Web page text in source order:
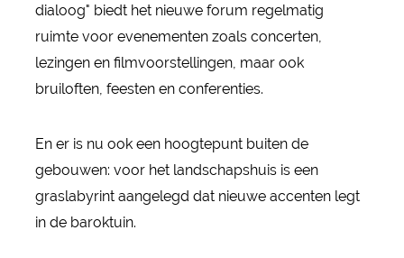
dialoog" biedt het nieuwe forum regelmatig
ruimte voor evenementen zoals concerten,
lezingen en filmvoorstellingen, maar ook
bruiloften, feesten en conferenties.
En er is nu ook een hoogtepunt buiten de
gebouwen: voor het landschapshuis is een
graslabyrint aangelegd dat nieuwe accenten legt
in de baroktuin.